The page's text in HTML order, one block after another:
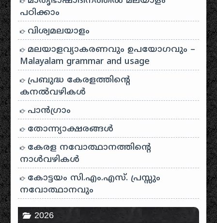
പഠിക്കാം
വിശ്വമലയാളം
മലയാളവ്യാകരണവും ഉപയോഗവും –
Malayalam grammar and usage
പ്രബുദ്ധ കേരളത്തിന്റെ
കനൽവഴികൾ
പാന്‍ഗ്രാം
തോന്ന്യാക്ഷരങ്ങള്‍
കേരള നവോത്ഥാനത്തിന്റെ
നാൾവഴികൾ
കോട്ടയം സി.എം.എസ്. പ്രസ്സും
നവോത്ഥാനവും
2026